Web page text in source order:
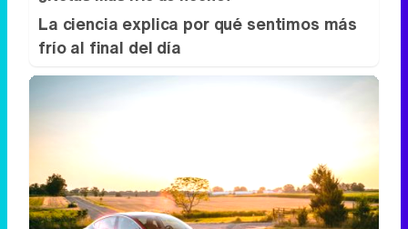
No es un coche cualquiera
Este coche te hará olvidar el sofá de tu